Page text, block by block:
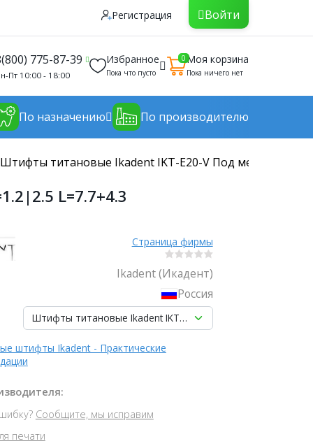
Регистрация Войти
775-87-39
Пт 10:00 - 18:00
Избранное
Пока что пусто
0Моя корзина
Пока ничего нет
По назначению По производителю
Штифты титановые Ikadent IKT-E20-V Под
L=7.7+4.3
Страница фирмы
Ikadent (Икадент)
Россия
Штифты титановые Ikadent IKT-E20-V Под
штифты Ikadent - Практические
Сообщите, мы исправим
печати